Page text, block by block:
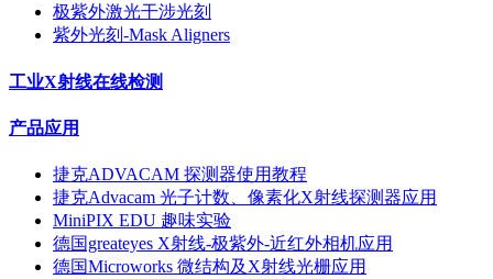
极紫外激光干涉光刻
紫外光刻-Mask Aligners
工业X射线在线检测
产品应用
捷克ADVACAM 探测器使用教程
捷克Advacam 光子计数、像素化X射线探测器应用
MiniPIX EDU 趣味实验
德国greateyes X射线-极紫外-近红外相机应用
德国Microworks 微结构及X射线光栅应用